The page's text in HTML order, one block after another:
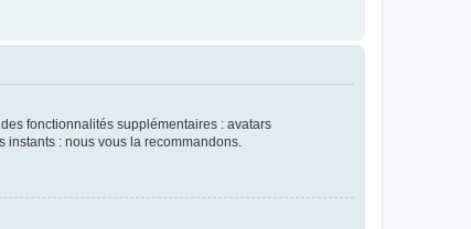
fonctionnalités supplémentaires : avatars
: nous vous la recommandons.